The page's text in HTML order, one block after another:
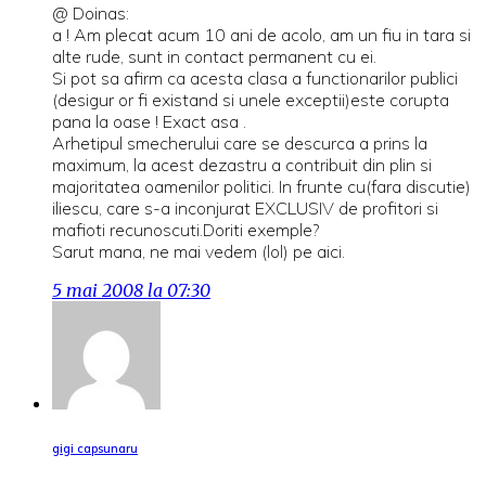
@ Doinas:
a ! Am plecat acum 10 ani de acolo, am un fiu in tara si
alte rude, sunt in contact permanent cu ei.
Si pot sa afirm ca acesta clasa a functionarilor publici
(desigur or fi existand si unele exceptii)este corupta
pana la oase ! Exact asa .
Arhetipul smecherului care se descurca a prins la
maximum, la acest dezastru a contribuit din plin si
majoritatea oamenilor politici. In frunte cu(fara discutie)
iliescu, care s-a inconjurat EXCLUSIV de profitori si
mafioti recunoscuti.Doriti exemple?
Sarut mana, ne mai vedem (lol) pe aici.
5 mai 2008 la 07:30
gigi capsunaru